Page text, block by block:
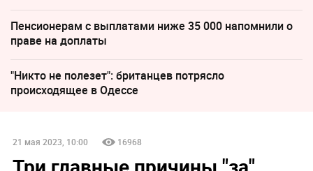
Пенсионерам с выплатами ниже 35 000 напомнили о
праве на доплаты
"Никто не полезет": британцев потрясло
происходящее в Одессе
21 мая 2023, 10:00 16968